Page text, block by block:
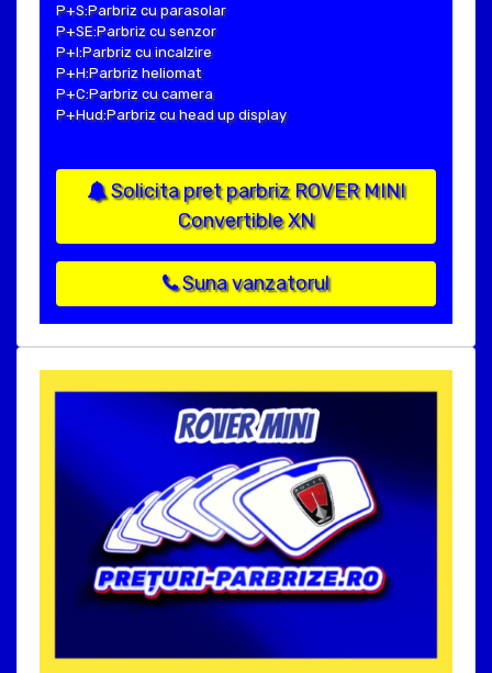
P+S:Parbriz cu parasolar
P+SE:Parbriz cu senzor
P+I:Parbriz cu incalzire
P+H:Parbriz heliomat
P+C:Parbriz cu camera
P+Hud:Parbriz cu head up display
Solicita pret parbriz ROVER MINI
Convertible XN
Suna vanzatorul